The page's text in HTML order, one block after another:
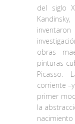
del siglo
obras
pinturas
Picasso.
corriente
primer
la